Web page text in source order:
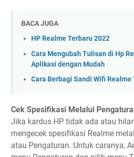
BACA JUGA
HP Realme Terbaru 2022
Cara Mengubah Tulisan di Hp
Aplikasi dengan Mudah
Cara Berbagi Sandi Wifi Realme
Cek Spesifikasi Melalui
Jika kardus HP tidak ada atau
mengecek spesifikasi Realme
atau Pengaturan. Untuk caranya,